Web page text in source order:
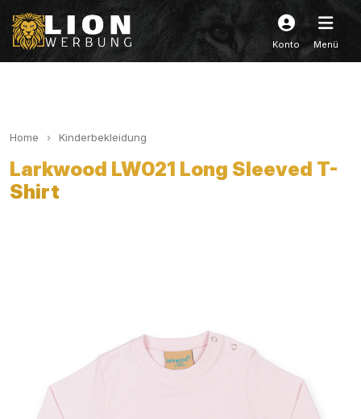
Konto Menü
Home Kinderbekleidung
Larkwood LW021 Long Sleeved T-
Shirt